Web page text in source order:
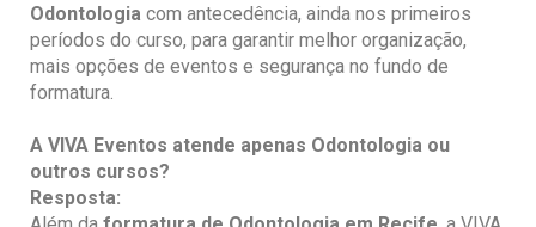
Odontologia com antecedência, ainda nos primeiros
períodos do curso, para garantir melhor organização,
mais opções de eventos e segurança no fundo de
formatura.
A VIVA Eventos atende apenas Odontologia ou
outros cursos?
Resposta: